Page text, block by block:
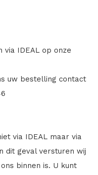
via IDEAL op onze
uw bestelling contact
via IDEAL maar via
dit geval versturen wij
binnen is. U kunt